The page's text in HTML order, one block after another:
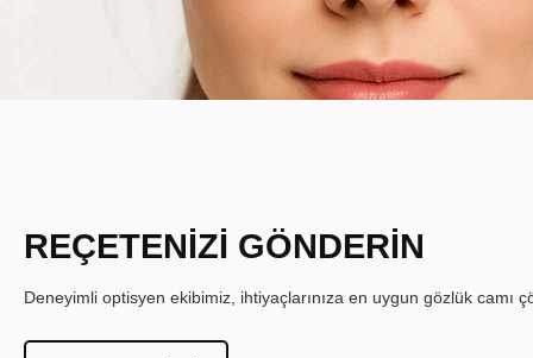
REÇETENİZİ GÖNDERİN
Deneyimli optisyen ekibimiz, ihtiyaçlarınıza en uygun gözlük camı